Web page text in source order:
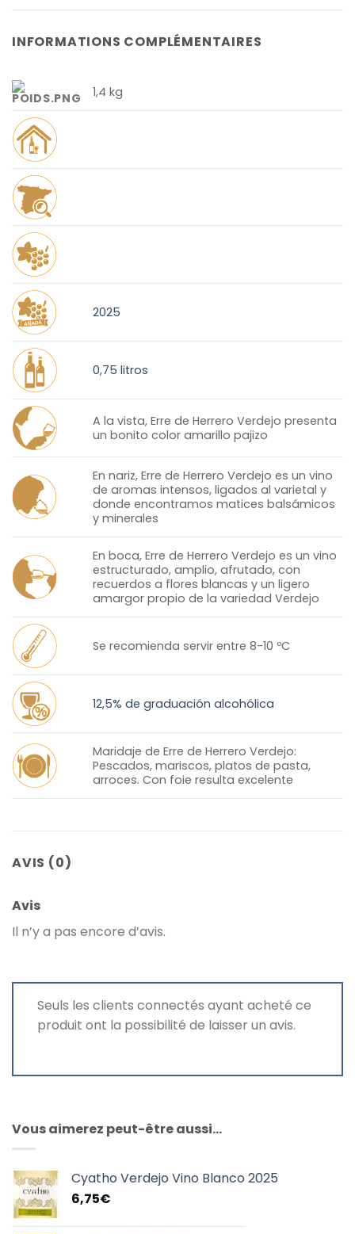
INFORMATIONS COMPLÉMENTAIRES
1,4 kg
2025
0,75 litros
A la vista, Erre de Herrero Verdejo presenta
un bonito color amarillo pajizo
En nariz, Erre de Herrero Verdejo es un vino
de aromas intensos, ligados al varietal y
donde encontramos matices balsámicos
y minerales
En boca, Erre de Herrero Verdejo es un vino
estructurado, amplio, afrutado, con
recuerdos a flores blancas y un ligero
amargor propio de la variedad Verdejo
Se recomienda servir entre 8-10 ºC
12,5% de graduación alcohólica
Maridaje de Erre de Herrero Verdejo:
Pescados, mariscos, platos de pasta,
arroces. Con foie resulta excelente
AVIS (0)
Avis
Il n’y a pas encore d’avis.
Seuls les clients connectés ayant acheté ce
produit ont la possibilité de laisser un avis.
Vous aimerez peut-être aussi…
Cyatho Verdejo Vino Blanco 2025
6,75€